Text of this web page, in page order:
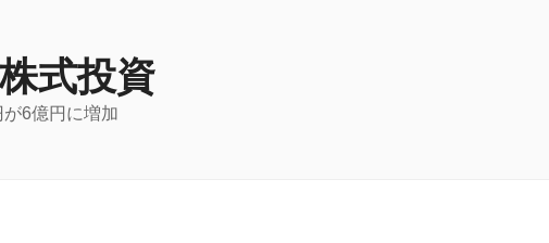
式投資
6億円に増加